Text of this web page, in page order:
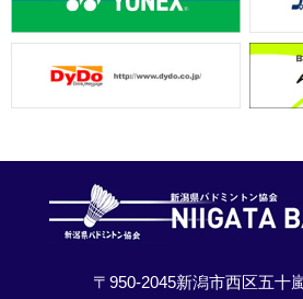
〒950-2045新潟市西区五十